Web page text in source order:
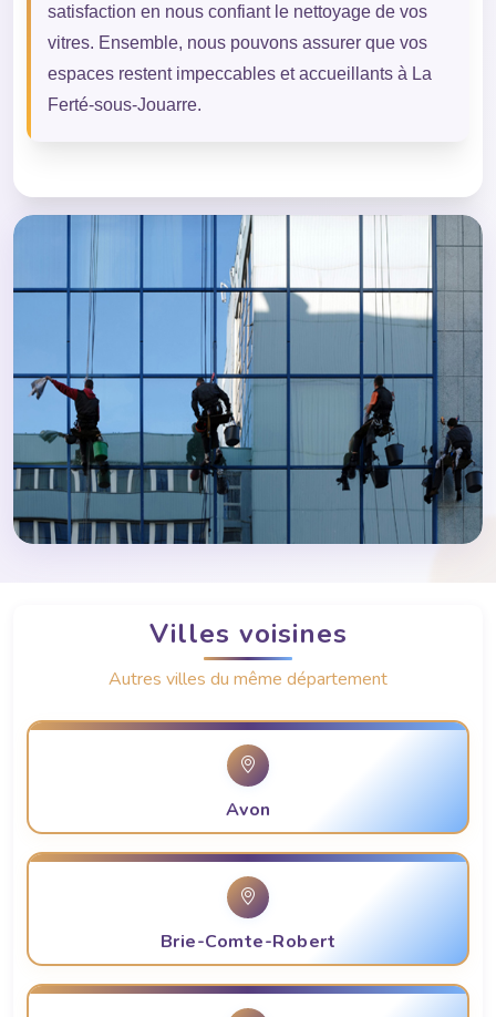
satisfaction en nous confiant le nettoyage de vos
vitres. Ensemble, nous pouvons assurer que vos
espaces restent impeccables et accueillants à La
Ferté-sous-Jouarre.
Villes voisines
Autres villes du même département
Avon
Brie-Comte-Robert